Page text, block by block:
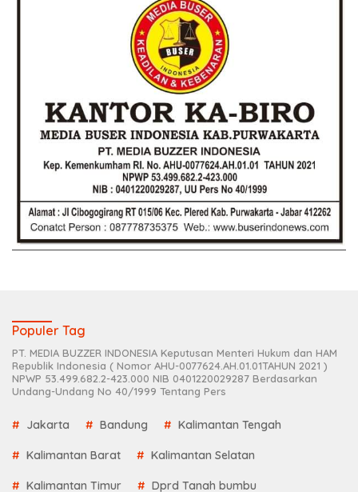
Populer Tag
PT. MEDIA BUZZER INDONESIA Keputusan Menteri Hukum dan HAM
Republik Indonesia ( Nomor AHU-0077624.AH.01.01TAHUN 2021 )
NPWP 53.499.682.2-423.000 NIB 0401220029287 Berdasarkan
Undang-Undang No 40/1999 Tentang Pers
Jakarta Bandung Kalimantan Tengah
Kalimantan Barat Kalimantan Selatan
Kalimantan Timur Dprd Tanah bumbu